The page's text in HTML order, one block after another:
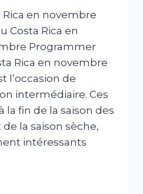
Rica en novembre
Costa Rica en
Programmer
Rica en novembre
l’occasion de
intermédiaire. Ces
la fin de la saison des
la saison sèche,
intéressants